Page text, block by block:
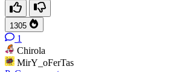
1305
1
Chirola
MirY_oFerTas